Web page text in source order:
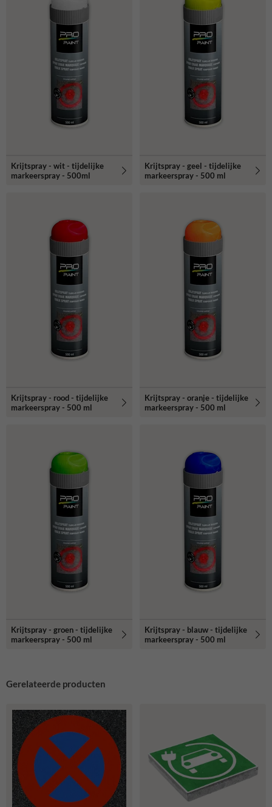
Bestel vandaag nog!
Krijtspray - wit - tijdelijke
markeerspray - 500ml
Krijtspray - geel - tijdelijke
markeerspray - 500 ml
Krijtspray - rood - tijdelijke
markeerspray - 500 ml
Krijtspray - oranje - tijdelijke
markeerspray - 500 ml
Krijtspray - groen - tijdelijke
markeerspray - 500 ml
Krijtspray - blauw - tijdelijke
markeerspray - 500 ml
Gerelateerde producten